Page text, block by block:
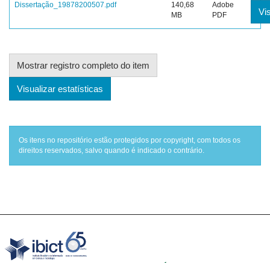
Dissertação_19878200507.pdf
140,68
MB
Adobe
PDF
Mostrar registro completo do item
Visualizar estatísticas
Os itens no repositório estão protegidos por copyright, com todos os
direitos reservados, salvo quando é indicado o contrário.